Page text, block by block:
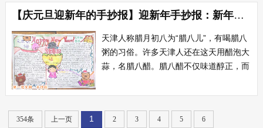
由于天寒地冻，黄土人的耳朵很容易冻
掉，为了使耳朵能固定不掉，女娲在...
【庆元旦迎新年的手抄报】迎新年手抄报：新年彩纸剪
天津人称腊月初八为“腊八儿”，有喝腊八
粥的习俗。许多天津人还在这天用醋泡大
蒜，名腊八醋。腊八醋不仅味道醇正，而
的日子，家家要买糖瓜儿，等到夜里12点
火烧了，大年三十再买新的灶王像，又叫
354条 上一页 1 2 3 4 5 6